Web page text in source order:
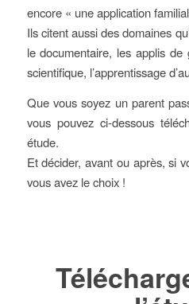
encore « une application
Ils citent aussi des domaines
le documentaire, les applis de
scientifique, l’apprentissage
Que vous soyez un parent
vous pouvez ci-dessous
étude.
Et décider, avant ou après, si
vous avez le choix !